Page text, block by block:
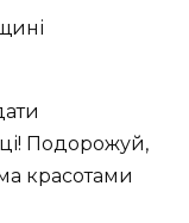
Подорожуй,
красотами